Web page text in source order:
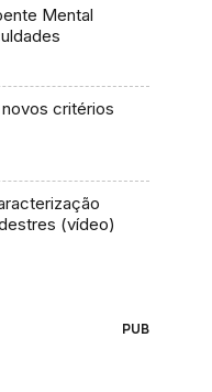
Mental
critérios
(vídeo)
PUB